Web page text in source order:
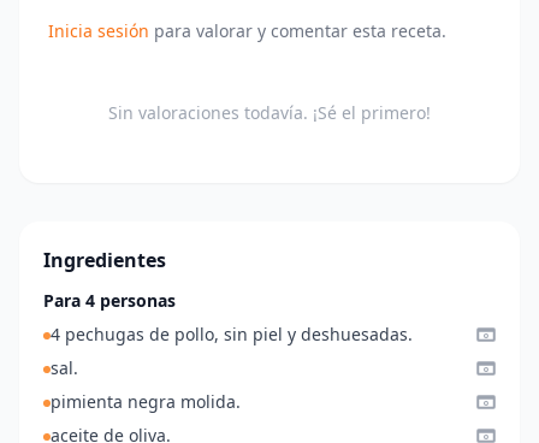
Inicia sesión para valorar y comentar esta receta.
Sin valoraciones todavía. ¡Sé el primero!
Ingredientes
Para 4 personas
4 pechugas de pollo, sin piel y deshuesadas.
sal.
pimienta negra molida.
aceite de oliva.